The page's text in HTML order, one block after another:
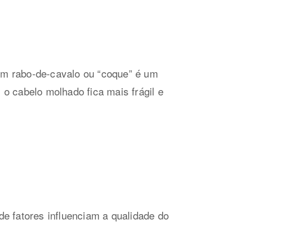
rabo-de-cavalo ou “coque” é um
cabelo molhado fica mais frágil e
fatores influenciam a qualidade do